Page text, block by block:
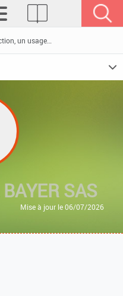
BAYER SAS
Mise à jour le 06/07/2026